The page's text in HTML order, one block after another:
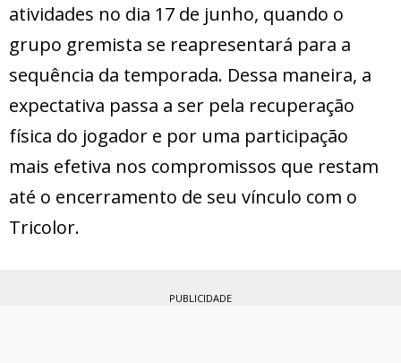
atividades no dia 17 de junho, quando o
grupo gremista se reapresentará para a
sequência da temporada. Dessa maneira, a
expectativa passa a ser pela recuperação
física do jogador e por uma participação
mais efetiva nos compromissos que restam
até o encerramento de seu vínculo com o
Tricolor.
PUBLICIDADE